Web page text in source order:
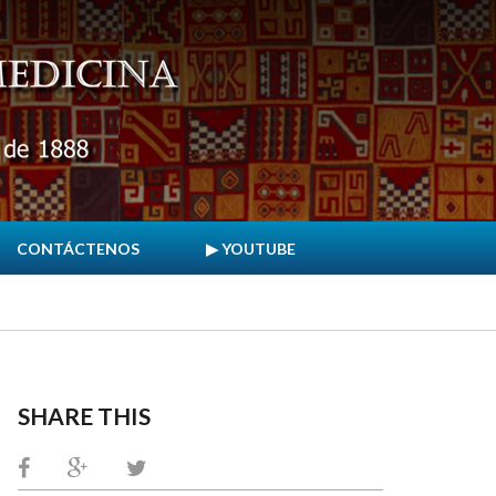
CONTÁCTENOS ▶ YOUTUBE
SHARE THIS